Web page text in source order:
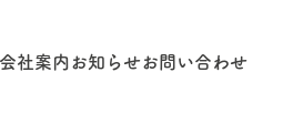
会社案内 お知らせお問い合わせ